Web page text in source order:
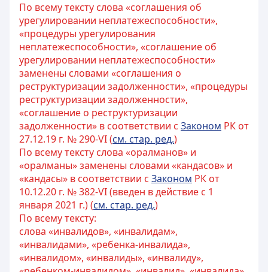
По всему тексту слова «соглашения об
урегулировании неплатежеспособности»,
«процедуры урегулирования
неплатежеспособности», «соглашение об
урегулировании неплатежеспособности»
заменены словами «соглашения о
реструктуризации задолженности», «процедуры
реструктуризации задолженности»,
«соглашение о реструктуризации
задолженности» в соответствии с Законом РК от
27.12.19 г. № 290-VI (см. стар. ред.)
По всему тексту слова «оралманов» и
«оралманы» заменены словами «кандасов» и
«кандасы» в соответствии с Законом РК от
10.12.20 г. № 382-VI (введен в действие с 1
января 2021 г.) (см. стар. ред.)
По всему тексту:
слова «инвалидов», «инвалидам»,
«инвалидами», «ребенка-инвалида»,
«инвалидом», «инвалиды», «инвалиду»,